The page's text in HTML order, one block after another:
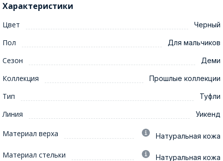
Характеристики
Цвет Черный
Пол Для мальчиков
Сезон Деми
Коллекция Прошлые коллекции
Тип Туфли
Линия Уикенд
Материал верха Натуральная кожа
Материал стельки Натуральная кожа